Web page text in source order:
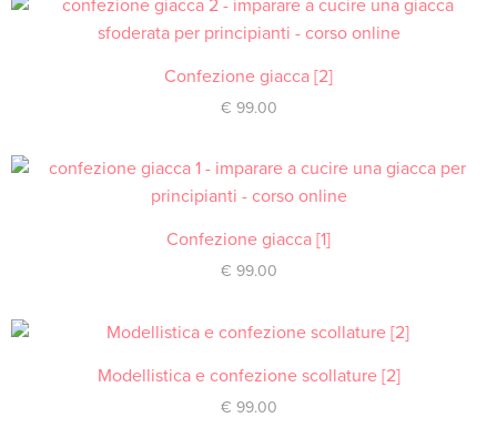
ACQUISTA
Confezione giacca [2]
€ 99.00
ACQUISTA
Confezione giacca [1]
€ 99.00
ACQUISTA
Modellistica e confezione scollature [2]
€ 99.00